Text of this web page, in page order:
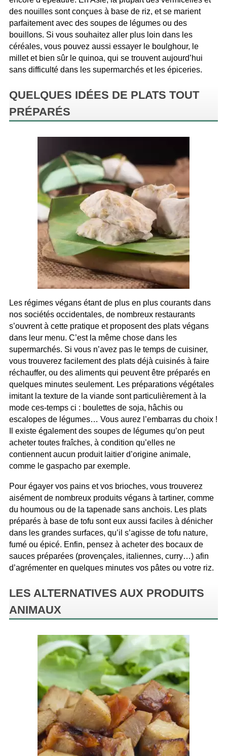
des nouilles sont conçues à base de riz, et se marient
parfaitement avec des soupes de légumes ou des
bouillons. Si vous souhaitez aller plus loin dans les
céréales, vous pouvez aussi essayer le boulghour, le
millet et bien sûr le quinoa, qui se trouvent aujourd’hui
sans difficulté dans les supermarchés et les épiceries.
QUELQUES IDÉES DE PLATS TOUT
PRÉPARÉS
Les régimes végans étant de plus en plus courants dans
nos sociétés occidentales, de nombreux restaurants
s’ouvrent à cette pratique et proposent des plats végans
dans leur menu. C’est la même chose dans les
supermarchés. Si vous n’avez pas le temps de cuisiner,
vous trouverez facilement des plats déjà cuisinés à faire
réchauffer, ou des aliments qui peuvent être préparés en
quelques minutes seulement. Les préparations végétales
imitant la texture de la viande sont particulièrement à la
mode ces-temps ci : boulettes de soja, hâchis ou
escalopes de légumes… Vous aurez l’embarras du choix !
Il existe également des soupes de légumes qu’on peut
acheter toutes fraîches, à condition qu’elles ne
contiennent aucun produit laitier d’origine animale,
comme le gaspacho par exemple.
Pour égayer vos pains et vos brioches, vous trouverez
aisément de nombreux produits végans à tartiner, comme
du houmous ou de la tapenade sans anchois. Les plats
préparés à base de tofu sont eux aussi faciles à dénicher
dans les grandes surfaces, qu’il s’agisse de tofu nature,
fumé ou épicé. Enfin, pensez à acheter des bocaux de
sauces préparées (provençales, italiennes, curry…) afin
d’agrémenter en quelques minutes vos pâtes ou votre riz.
LES ALTERNATIVES AUX PRODUITS
ANIMAUX